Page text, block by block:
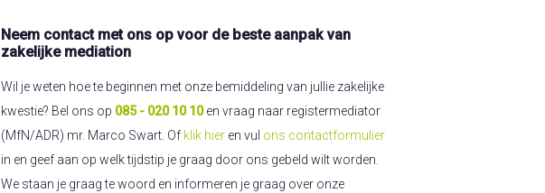
Neem contact met ons op voor de beste aanpak van
zakelijke mediation
Wil je weten hoe te beginnen met onze bemiddeling van jullie zakelijke
kwestie? Bel ons op 085 - 020 10 10en vraag naar registermediator
(MfN/ADR) mr. Marco Swart. Of klik hier en vul ons contactformulier
in en geef aan op welk tijdstip je graag door ons gebeld wilt worden.
We staan je graag te woord en informeren je graag over onze